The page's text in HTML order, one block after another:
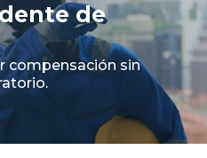
de
compensación sin